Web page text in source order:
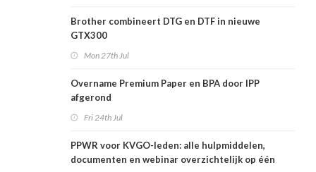
Brother combineert DTG en DTF in nieuwe
GTX300
Mon 27th Jul
Overname Premium Paper en BPA door IPP
afgerond
Fri 24th Jul
PPWR voor KVGO-leden: alle hulpmiddelen,
documenten en webinar overzichtelijk op één